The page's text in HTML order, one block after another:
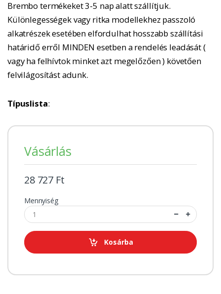
Brembo termékeket 3-5 nap alatt szállítjuk.
Különlegességek vagy ritka modellekhez passzoló
alkatrészek esetében elfordulhat hosszabb szállítási
határidő erről MINDEN esetben a rendelés leadását (
vagy ha felhívtok minket azt megelőzően ) követően
felvilágosítást adunk.
Típuslista:
Vásárlás
28 727 Ft
Mennyiség
Kosárba